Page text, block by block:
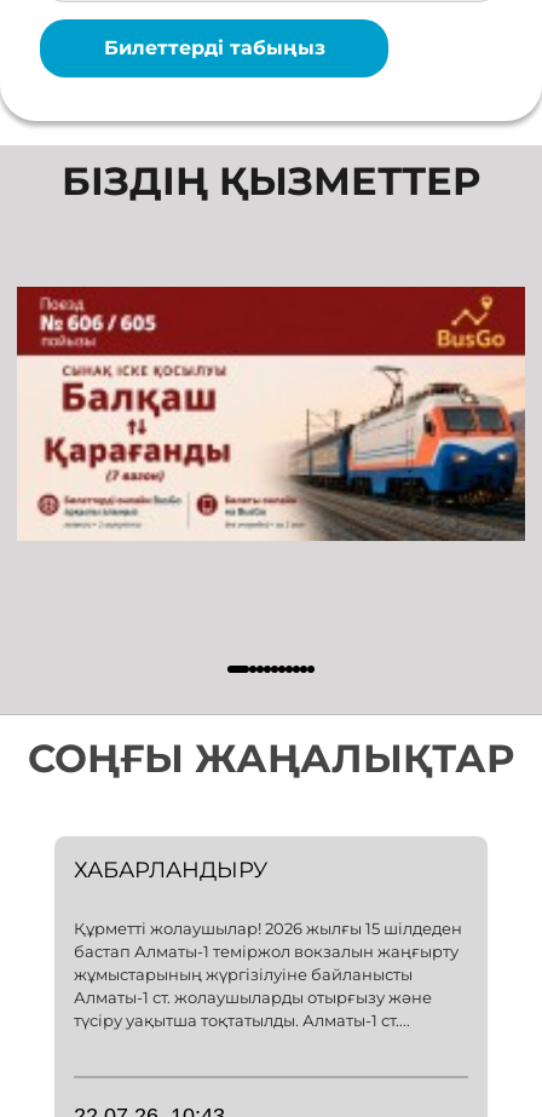
Билеттерді табыңыз
БІЗДІҢ ҚЫЗМЕТТЕР
СОҢҒЫ ЖАҢАЛЫҚТАР
ХАБАРЛАНДЫРУ
Құрметті жолаушылар! 2026 жылғы 15 шілдеден
бастап Алматы-1 теміржол вокзалын жаңғырту
жұмыстарының жүргізілуіне байланысты
Алматы-1 ст. жолаушыларды отырғызу және
түсіру уақытша тоқтатылды. Алматы-1 ст....